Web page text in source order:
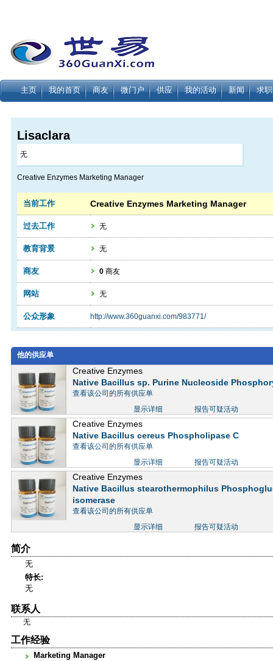
主页 我的首页 商友 微门户 供应 我的活动 新闻 求
Lisaclara
无
Creative Enzymes Marketing Manager
当前工作 Creative Enzymes Marketing Manager
过去工作 无
教育背景 无
商友 0 商友
网站 无
公众形象 http://www.360guanxi.com/983771/
他的供应单
Creative Enzymes
Native Bacillus sp. Purine Nucleoside
查看该公司的所有供应单
显示详细
报告可疑活动
Creative Enzymes
Native Bacillus cereus Phospholipase C
查看该公司的所有供应单
显示详细
报告可疑活动
Creative Enzymes
Native Bacillus stearothermophilus
isomerase
查看该公司的所有供应单
显示详细
报告可疑活动
简介
无
特长:
无
联系人
无
工作经验
Marketing Manager